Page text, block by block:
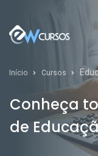
Início Cursos
Conheça
de